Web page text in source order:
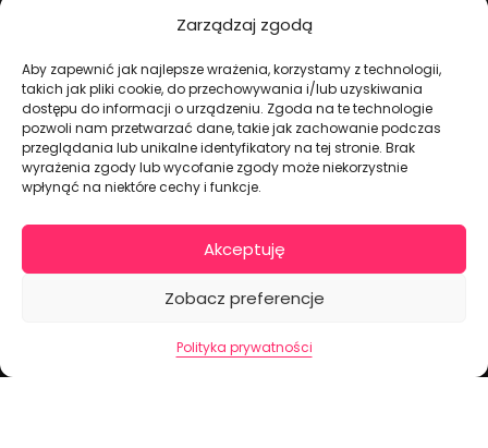
Zarządzaj zgodą
Aby zapewnić jak najlepsze wrażenia, korzystamy z technologii,
takich jak pliki cookie, do przechowywania i/lub uzyskiwania
dostępu do informacji o urządzeniu. Zgoda na te technologie
pozwoli nam przetwarzać dane, takie jak zachowanie podczas
przeglądania lub unikalne identyfikatory na tej stronie. Brak
wyrażenia zgody lub wycofanie zgody może niekorzystnie
wpłynąć na niektóre cechy i funkcje.
Akceptuję
Zobacz preferencje
Polityka prywatności
Dekoracje na torty i akcesoria imprezowe
tortoweozdoby.sklep@gmail.com
ul. Modularna 12, 02-238 Warszawa
Pon.-Pt.: 07:00 - 14:30